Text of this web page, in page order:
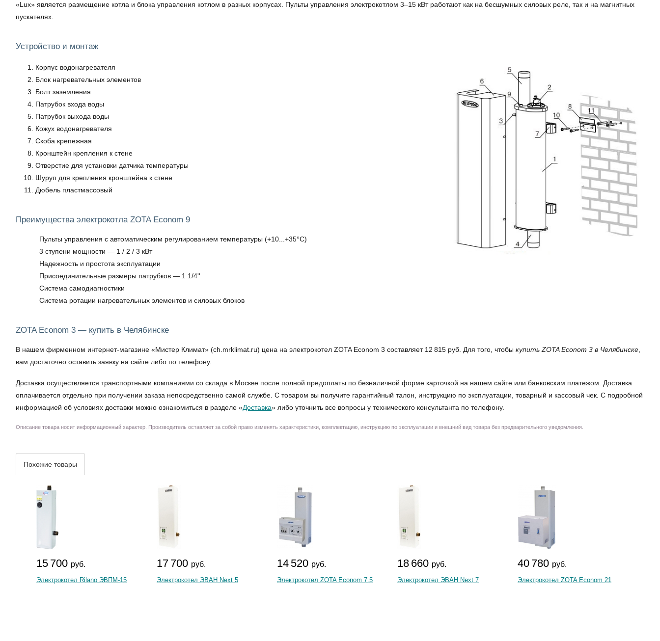
«Lux» является размещение котла и блока управления котлом в разных корпусах. Пульты управления электрокотлом 3–15 кВт работают как на бесшумных силовых реле, так и на магнитных
пускателях.
Устройство и монтаж
Корпус водонагревателя
Блок нагревательных элементов
Болт заземления
Патрубок входа воды
Патрубок выхода воды
Кожух водонагревателя
Скоба крепежная
Кронштейн крепления к стене
Отверстие для установки датчика температуры
Шуруп для крепления кронштейна к стене
Дюбель пластмассовый
Преимущества электрокотла ZOTA Econom 9
Пульты управления с автоматическим регулированием температуры (+10...+35°С)
3 ступени мощности — 1 / 2 / 3 кВт
Надежность и простота эксплуатации
Присоединительные размеры патрубков — 1 1/4''
Система самодиагностики
Система ротации нагревательных элементов и силовых блоков
ZOTA Econom 3 — купить в Челябинске
В нашем фирменном интернет-магазине «Мистер Климат» (ch.mrklimat.ru) цена на электрокотел ZOTA Econom 3 составляет 12 815 руб. Для того, чтобы купить ZOTA Econom 3 в Челябинске
вам достаточно оставить заявку на сайте либо по телефону.
Доставка осуществляется транспортными компаниями со склада в Москве после полной предоплаты по безналичной форме карточкой на нашем сайте или банковским платежом. Доставка
оплачивается отдельно при получении заказа непосредственно самой службе. С товаром вы получите гарантийный талон, инструкцию по эксплуатации, товарный и кассовый чек. С подробной
информацией об условиях доставки можно ознакомиться в разделе «Доставка» либо уточнить все вопросы у технического консультанта по телефону.
Описание товара носит информационный характер. Производитель оставляет за собой право изменять характеристики, комплектацию, инструкцию по эксплуатации и внешний вид товара без предварительного уведомления.
Похожие товары
15 700 руб.
Электрокотел Rilano ЭВПМ-15
17 700 руб.
Электрокотел ЭВАН Next 5
14 520 руб.
Электрокотел ZOTA Econom 7.5
18 660 руб.
Электрокотел ЭВАН Next 7
40 780 руб.
Электрокотел ZOTA Econom 21